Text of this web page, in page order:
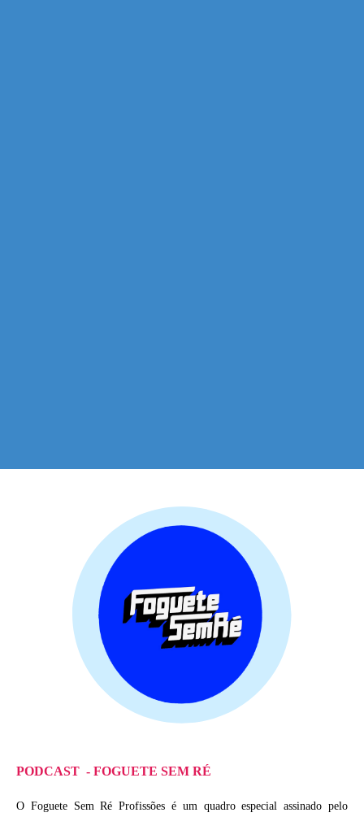
PODCAST - FOGUETE SEM RÉ
O Foguete Sem Ré Profissões é um quadro especial assinado pelo